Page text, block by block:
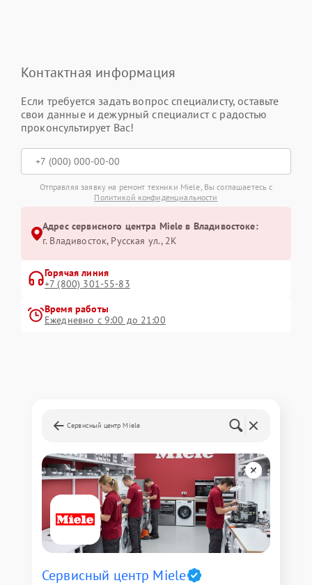
Контактная информация
Если требуется задать вопрос специалисту, оставьте
свои данные и дежурный специалист с радостью
проконсультирует Вас!
Отправляя заявку на ремонт техники Miele, Вы соглашаетесь с
Политикой конфиденциальности
Адрес сервисного центра Miele в Владивостоке:
г. Владивосток, Русская ул., 2К
Горячая линия
+7 (800) 301-55-83
Время работы
Ежедневно с 9:00 до 21:00
Сервисный центр Miele
Сервисный центр Miele